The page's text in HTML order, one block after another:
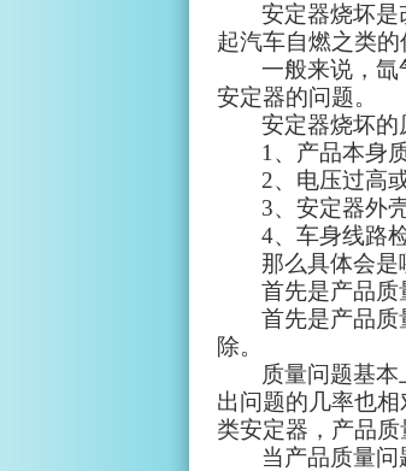
安定器烧坏是
起汽车自燃之类的
一般来说，
安定器的问题。
安定器烧坏
1 、产品本身
2、电压过高
3、安定器外
4、车身线路
那么具体会
首先是产品质
首先是产品
除。
质量问题基
出问题的几率也
类安定器，产品质
当产品质量问